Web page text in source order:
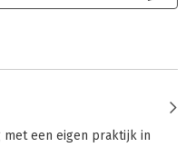
met een eigen praktijk in